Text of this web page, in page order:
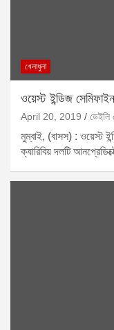
খেলাধুলা
ওয়েস্ট ইন্ডিজ
April 20, 2019 ডেইলি
মুম্বাই, (বাসস) : ওয়েস্ট
ক্যারিবিয় দলটি